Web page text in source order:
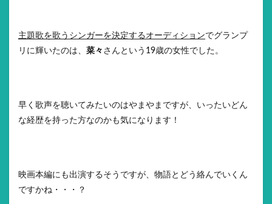
主題歌を歌うシンガーを決定するオーディションでグランプ
リに輝いたのは、 菜々 さんという19歳の女性でした。
早く歌声を聴いてみたいのはやまやまですが、いったいどん
な経歴を持った方なのかも気になります！
映画本編にも出演するそうですが、物語とどう絡んでいくん
ですかね・・・？